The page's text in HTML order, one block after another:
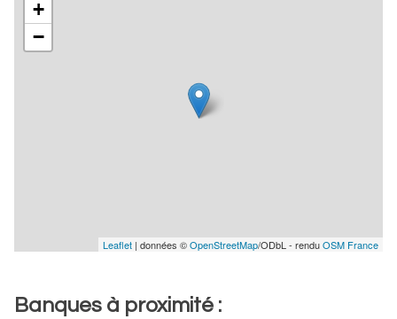
+
−
Leaflet | données ©OpenStreetMap/ODbL - renduOSM France
Banques à proximité :